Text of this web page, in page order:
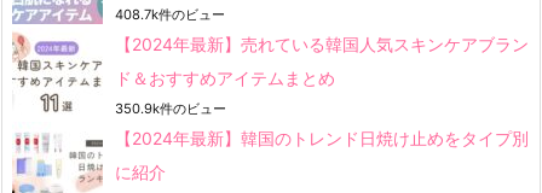
408.7k件のビュー
【2024年最新】売れている韓国人気スキンケアブラン
ド＆おすすめアイテムまとめ
350.9k件のビュー
【2024年最新】韓国のトレンド日焼け止めをタイプ別
に紹介